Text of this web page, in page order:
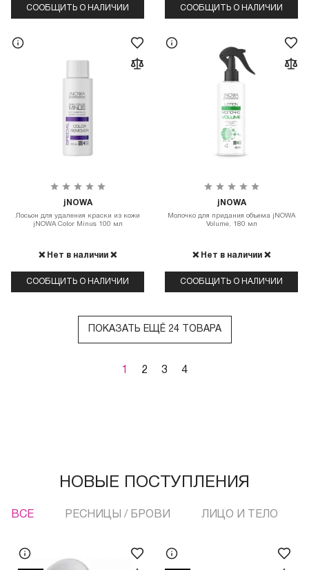
СООБЩИТЬ О НАЛИЧИИ СООБЩИТЬ О НАЛИЧИИ
jNOWA
Лосьон для удаления краски из кожи
jNOWA Color Minus 100 мл
❌ Нет в наличии ❌
СООБЩИТЬ О НАЛИЧИИ
jNOWA
Молочко для придания объема jNOWA
Volume, 180 мл
❌ Нет в наличии ❌
СООБЩИТЬ О НАЛИЧИИ
ПОКАЗАТЬ ЕЩЁ 24 ТОВАРА
1 2 3 4
НОВЫЕ ПОСТУПЛЕНИЯ
ВСЕ РЕСНИЦЫ / БРОВИ ЛИЦО И ТЕЛО